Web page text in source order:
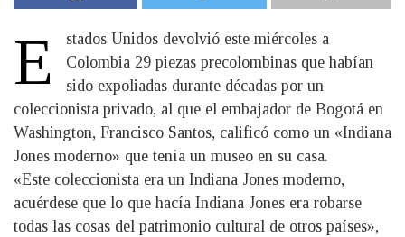
E
stados Unidos devolvió este miércoles a
Colombia 29 piezas precolombinas que habían
sido expoliadas durante décadas por un
coleccionista privado, al que el embajador de Bogotá en
Washington, Francisco Santos, calificó como un «Indiana
Jones moderno» que tenía un museo en su casa.
«Este coleccionista era un Indiana Jones moderno,
acuérdese que lo que hacía Indiana Jones era robarse
todas las cosas del patrimonio cultural de otros países»,